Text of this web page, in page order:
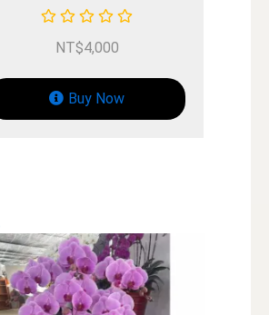
NT$4,000
Buy Now